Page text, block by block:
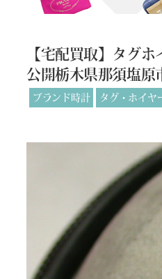
【宅配買取】タグ
公開栃木県那須塩原
ブランド時計 タグ・ホイヤ